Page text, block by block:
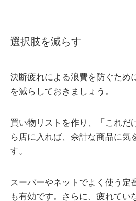
選択肢を減らす
決断疲れによる浪費を防ぐため
を減らしておきましょう。
買い物リストを作り、「これだ
ら店に入れば、余計な商品に気
す。
スーパーやネットでよく使う定
も有効です。さらに、疲れてい